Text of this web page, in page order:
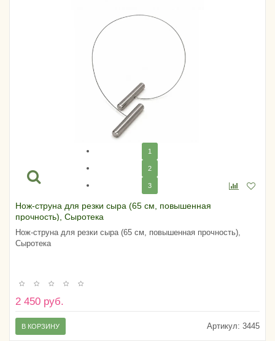
1
2
3
Нож-струна для резки сыра (65 см, повышенная
прочность), Сыротека
Нож-струна для резки сыра (65 см, повышенная прочность),
Сыротека
2 450 руб.
Артикул: 3445
В КОРЗИНУ